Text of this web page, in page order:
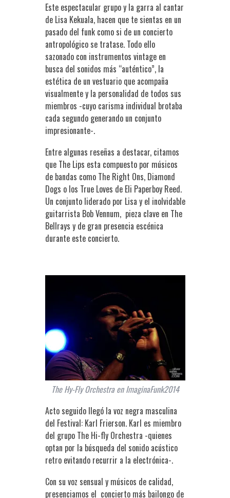
Este espectacular grupo y la garra al cantar
de Lisa Kekuala, hacen que te sientas en un
pasado del funk como si de un concierto
antropológico se tratase. Todo ello
sazonado con instrumentos vintage en
busca del sonidos más “auténtico”, la
estética de un vestuario que acompaña
visualmente y la personalidad de todos sus
miembros -cuyo carisma individual brotaba
cada segundo generando un conjunto
impresionante-.
Entre algunas reseñas a destacar, citamos
que The Lips esta compuesto por músicos
de bandas como The Right Ons, Diamond
Dogs o los True Loves de Eli Paperboy Reed.
Un conjunto liderado por Lisa y el inolvidable
guitarrista Bob Vennum, pieza clave en The
Bellrays y de gran presencia escénica
durante este concierto.
The Hy-Fly Orchestra en ImaginaFunk2014
Acto seguido llegó la voz negra masculina
del Festival: Karl Frierson. Karl es miembro
del grupo The Hi-fly Orchestra -quienes
optan por la búsqueda del sonido acústico
retro evitando recurrir a la electrónica-.
Con su voz sensual y músicos de calidad,
presenciamos el concierto más bailongo de